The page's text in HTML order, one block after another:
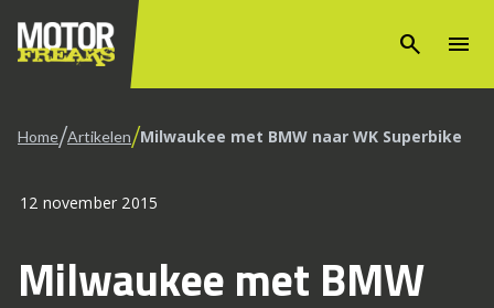
search menu
Home/Artikelen/Milwaukee met BMW naar WK Superbike
12 november 2015
Milwaukee met BMW